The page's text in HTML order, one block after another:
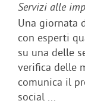
Servizi alle
Una giornata
con esperti
su una delle
verifica delle
comunica il
social ...